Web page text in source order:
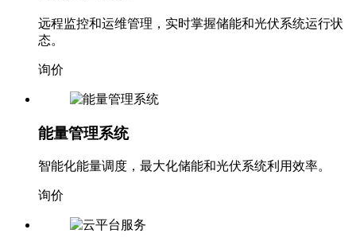
远程监控和运维管理，实时掌握储能和光伏系统运行状
态。
询价
能量管理系统
智能化能量调度，最大化储能和光伏系统利用效率。
询价